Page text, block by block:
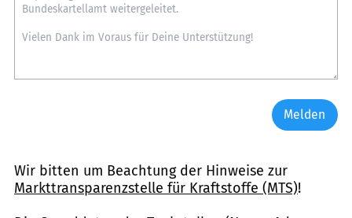
Melden
Wir bitten um Beachtung der Hinweise zur
Markttransparenzstelle für Kraftstoffe (MTS)!